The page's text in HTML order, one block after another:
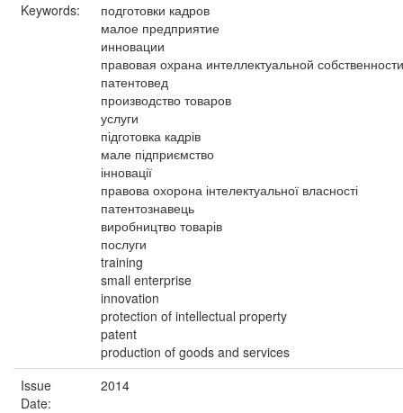
Keywords:
подготовки кадров
малое предприятие
инновации
правовая охрана интеллектуальной собственности
патентовед
производство товаров
услуги
підготовка кадрів
мале підприємство
інновації
правова охорона інтелектуальної власності
патентознавець
виробництво товарів
послуги
training
small enterprise
innovation
protection of intellectual property
patent
production of goods and services
Issue
Date:
2014